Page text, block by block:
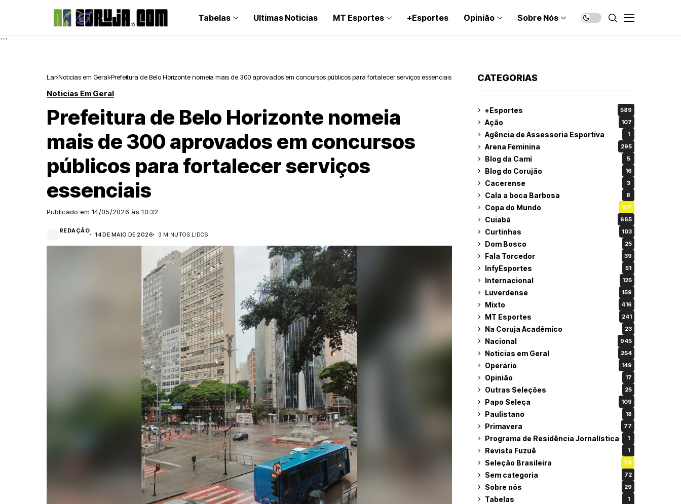
Tabelas Ultimas Noticias MT Esportes +Esportes Opinião Sobre Nós
```
Lar Noticias em Geral Prefeitura de Belo Horizonte nomeia mais de 300 aprovados em concursos públicos para fortalecer serviços essenciais
Noticias Em Geral
Prefeitura de Belo Horizonte nomeia
mais de 300 aprovados em concursos
públicos para fortalecer serviços
essenciais
Publicado em 14/05/2026 às 10:32
REDAÇÃO
14 DE MAIO DE 2026 3 MINUTOS LIDOS
CATEGORIAS
+Esportes 589
Ação 107
Agência de Assessoria Esportiva 1
Arena Feminina 295
Blog da Cami 5
Blog do Corujão 16
Cacerense 3
Cala a boca Barbosa 8
Copa do Mundo 107
Cuiabá 665
Curtinhas 103
Dom Bosco 25
Fala Torcedor 39
InfyEsportes 51
Internacional 125
Luverdense 159
Mixto 416
MT Esportes 241
Na Coruja Acadêmico 23
Nacional 945
Noticias em Geral 254
Operário 149
Opinião 17
Outras Seleções 25
Papo Seleça 109
Paulistano 18
Primavera 77
Programa de Residência Jornalística 1
Revista Fuzuê 1
Seleção Brasileira 78
Sem categoria 72
Sobre nós 29
Tabelas 1